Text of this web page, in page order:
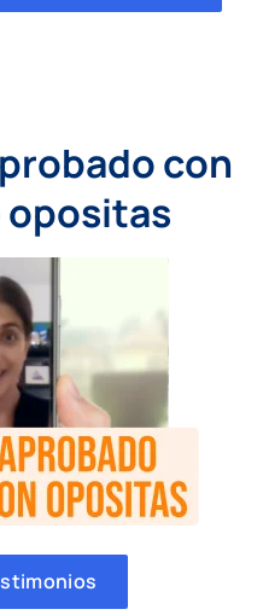
con